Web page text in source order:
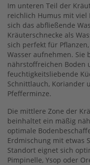
Im unteren Teil der
reichlich Humus mit viel
sich das abfließende
Kräuterschnecke als
sich perfekt für
Wasser aufnehmen.
nährstoffreichen Boden
feuchtigkeitsliebende
Schnittlauch, Koriander
Pfefferminze.
Die mittlere Zone der
beinhaltet ein mäßig
optimale
Erdmischung mit etwas
Standort eignet sich
Pimpinelle, Ysop oder